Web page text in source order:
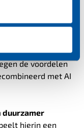
De
klantervaring
optimaliseren.
gebied van
de voordelen
met AI
duurzamer
hierin een